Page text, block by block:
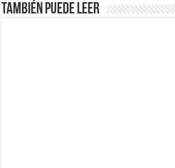
También puede leer